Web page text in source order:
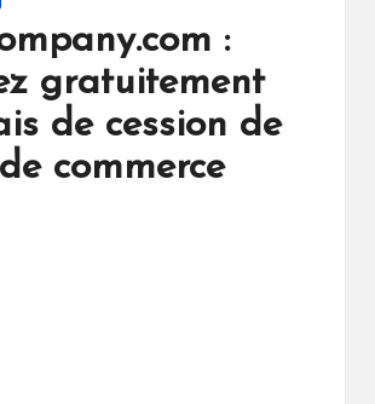
:
gratuitement
de cession de
commerce